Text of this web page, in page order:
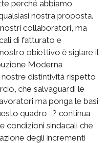
perché abbiamo
nostra proposta.
collaboratori, ma
di fatturato e
obiettivo è siglare il
Moderna
distintività rispetto
che salvaguardi le
ma ponga le basi
quadro -? continua
condizioni sindacali che
degli incrementi